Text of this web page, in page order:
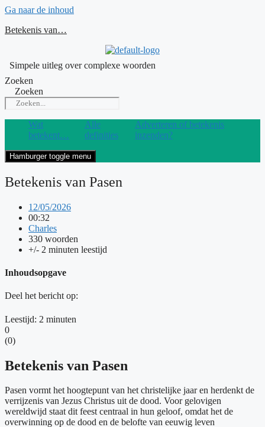
Ga naar de inhoud
Betekenis van…
Simpele uitleg over complexe woorden
Zoeken
Zoeken
Wat
betekent…
Alle
definities
Adverteren of betekenis
inzenden?
Hamburger toggle menu
Betekenis van Pasen
12/05/2026
00:32
Charles
330 woorden
+/- 2 minuten leestijd
Inhoudsopgave
Deel het bericht op:
Leestijd: 2 minuten
0
(0)
Betekenis van Pasen
Pasen vormt het hoogtepunt van het christelijke jaar en herdenkt de
verrijzenis van Jezus Christus uit de dood. Voor gelovigen
wereldwijd staat dit feest centraal in hun geloof, omdat het de
overwinning op de dood en de belofte van eeuwig leven